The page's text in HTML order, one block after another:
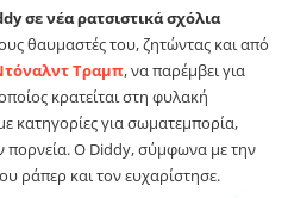
σε νέα ρατσιστικά σχόλια
θαυμαστές του, ζητώντας και από
Τραμπ, να παρέμβει για
κρατείται στη φυλακή
για σωματεμπορία,
πορνεία. Ο Diddy, σύμφωνα με την
ράπερ και τον ευχαρίστησε.